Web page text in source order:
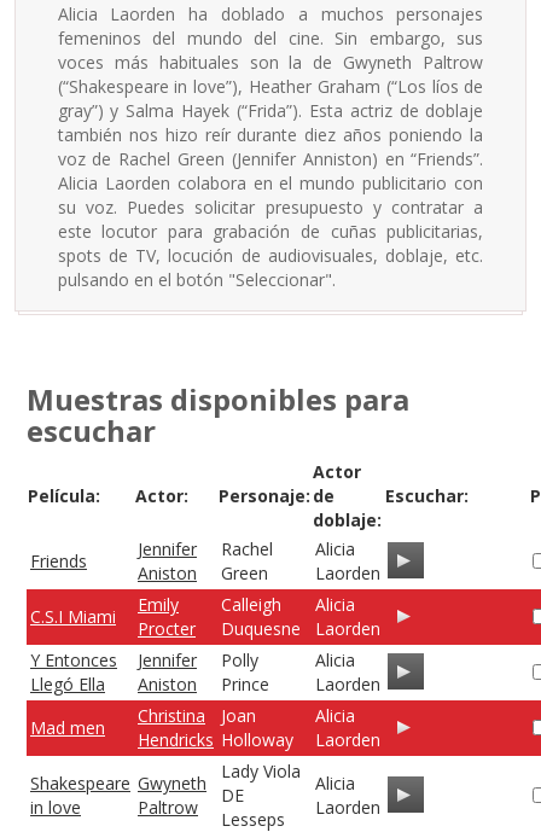
Alicia Laorden ha doblado a muchos personajes
femeninos del mundo del cine. Sin embargo, sus
voces más habituales son la de Gwyneth Paltrow
(“Shakespeare in love”), Heather Graham (“Los líos de
gray”) y Salma Hayek (“Frida”). Esta actriz de doblaje
también nos hizo reír durante diez años poniendo la
voz de Rachel Green (Jennifer Anniston) en “Friends”.
Alicia Laorden colabora en el mundo publicitario con
su voz. Puedes solicitar presupuesto y contratar a
este locutor para grabación de cuñas publicitarias,
spots de TV, locución de audiovisuales, doblaje, etc.
pulsando en el botón "Seleccionar".
Muestras disponibles para
escuchar
Película: Actor: Personaje:
Actor
de
doblaje:
Escuchar:
Friends
Jennifer
Aniston
Rachel
Green
Alicia
Laorden
C.S.I Miami
Emily
Procter
Calleigh
Duquesne
Alicia
Laorden
Y Entonces
Llegó Ella
Jennifer
Aniston
Polly
Prince
Alicia
Laorden
Mad men
Christina
Hendricks
Joan
Holloway
Alicia
Laorden
Shakespeare
in love
Gwyneth
Paltrow
Lady Viola
DE
Lesseps
Alicia
Laorden